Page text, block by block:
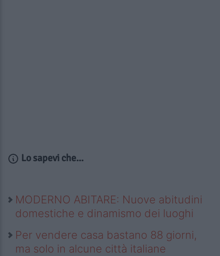
Lo sapevi che...
MODERNO ABITARE: Nuove abitudini
domestiche e dinamismo dei luoghi
Per vendere casa bastano 88 giorni,
ma solo in alcune città italiane